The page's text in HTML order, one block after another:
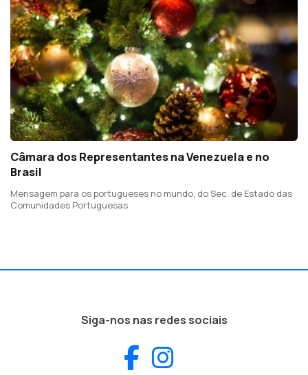
Câmara dos Representantes na Venezuela e no
Brasil
Mensagem para os portugueses no mundo, do Sec. de Estado das
Comunidades Portuguesas
Siga-nos nas redes sociais
Facebook